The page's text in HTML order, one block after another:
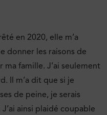
en 2020, elle m’a
donner les raisons de
famille. J’ai seulement
Il m’a dit que si je
de peine, je serais
ainsi plaidé coupable